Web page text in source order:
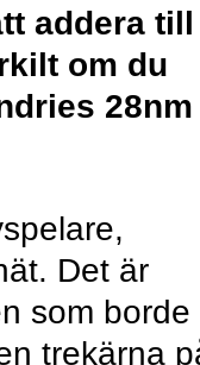
addera till
om du
28nm
Det är
som borde
trekärna